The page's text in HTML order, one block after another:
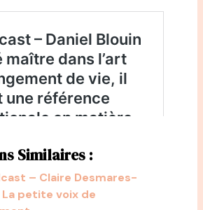
Similaires :
– Claire Desmares-
La petite voix de